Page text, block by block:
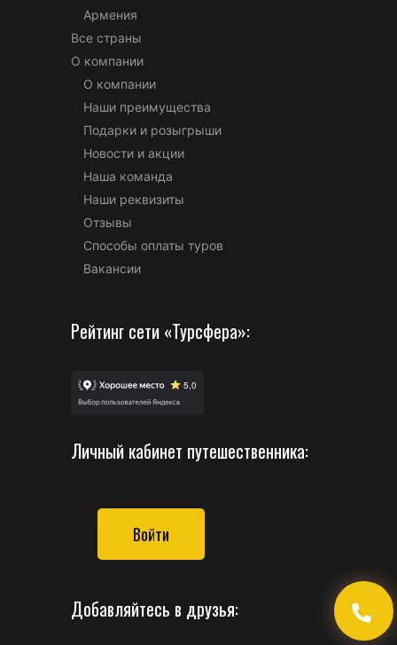
Армения
Все страны
О компании
О компании
Наши преимущества
Подарки и розыгрыши
Новости и акции
Наша команда
Наши реквизиты
Отзывы
Способы оплаты туров
Вакансии
Рейтинг сети «Турсфера»:
Личный кабинет путешественника:
Войти
Добавляйтесь в друзья: